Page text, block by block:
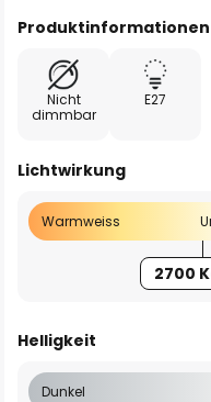
Produktinformationen
Nicht
dimmbar
E27
Lichtwirkung
Warmweiss
2700
Helligkeit
Dunkel